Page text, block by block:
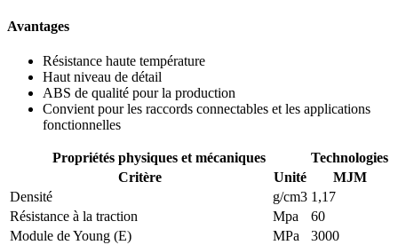
Avantages
Résistance haute température
Haut niveau de détail
ABS de qualité pour la production
Convient pour les raccords connectables et les applications
fonctionnelles
Propriétés physiques et mécaniques
Technologies
Critère
Unité
MJM
Densité
g/cm3 1,17
Résistance à la traction
Mpa
60
Module de Young (E)
MPa
3000